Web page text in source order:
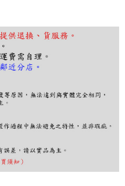
可完成結帳。
訊。
訊中的連結，可透過四大超商／
視為交易完成。
仍視為有效，需透過AFTEE先享
之結帳頁面顯示為準，若有關於
疑問，請聯繫「AFTEE先享後付
support/home
AFTEE先享後付」服務完成之交
，並將交易相關給付款項請求債